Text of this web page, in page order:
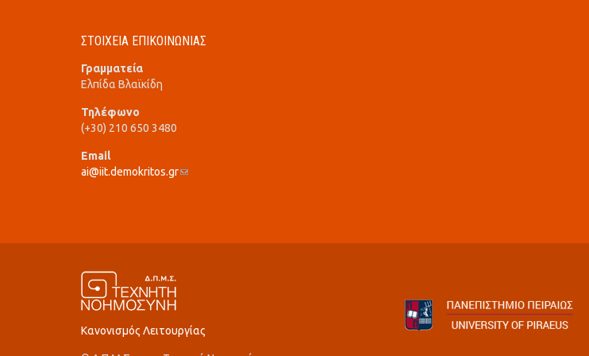
ΣΤΟΙΧΕΙΑ ΕΠΙΚΟΙΝΩΝΙΑΣ
Γραμματεία
Ελπίδα Βλαϊκίδη
Τηλέφωνο
(+30) 210 650 3480
Email
ai@iit.demokritos.gr(link sends e-mail)
Κανονισμός Λειτουργίας